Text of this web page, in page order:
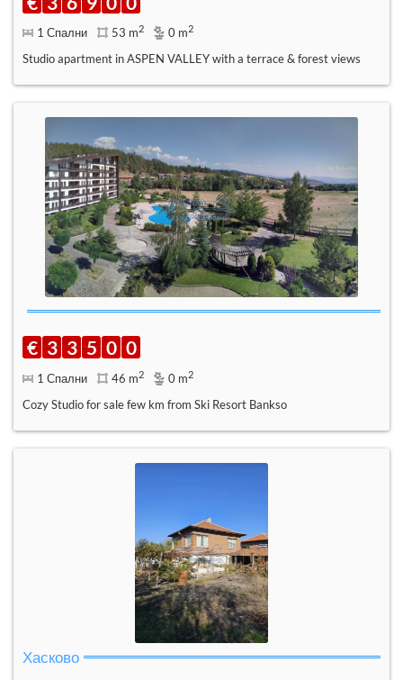
1 Спални 53 m2 0 m2
Studio apartment in ASPEN VALLEY with a terrace & forest views
€ 3 3 5 0 0
1 Спални 46 m2 0 m2
Cozy Studio for sale few km from Ski Resort Bankso
Хасково